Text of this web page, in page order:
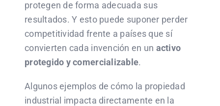
protegen de forma adecuada sus
resultados. Y esto puede suponer perder
competitividad frente a países que sí
convierten cada invención en un activo
protegido y comercializable.
Algunos ejemplos de cómo la propiedad
industrial impacta directamente en la